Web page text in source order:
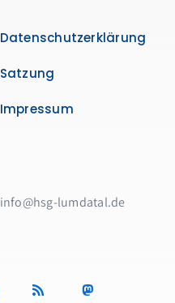
Datenschutzerklärung
Satzung
Impressum
info@hsg-lumdatal.de